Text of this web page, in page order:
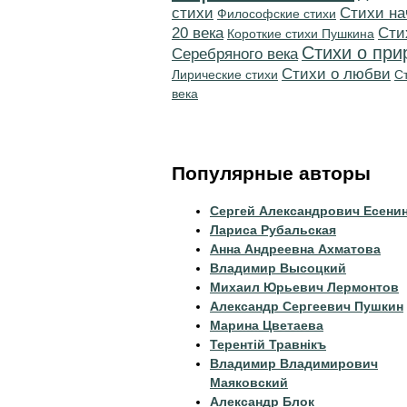
стихи Философские стихи Cтихи
20 века Короткие стихи Пушкина
Серебряного века Стихи о
Лирические стихи Стихи о любви
века
Популярные авторы
Сергей Александрович
Лариса Рубальская
Анна Андреевна Ахматова
Владимир Высоцкий
Михаил Юрьевич Лермонтов
Александр Сергеевич Пушкин
Марина Цветаева
Терентiй Травнiкъ
Владимир Владимирович
Маяковский
Александр Блок